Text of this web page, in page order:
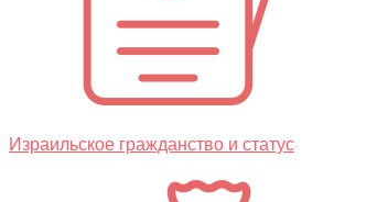
Израильское гражданство и статус